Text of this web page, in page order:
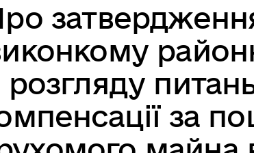
розгляду
за